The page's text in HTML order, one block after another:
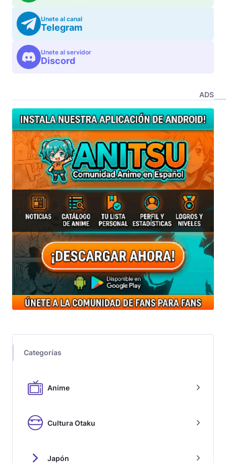
Unete al canal
Telegram
Unete al servidor
Discord
ADS
Categorías
Anime
Cultura Otaku
Japón